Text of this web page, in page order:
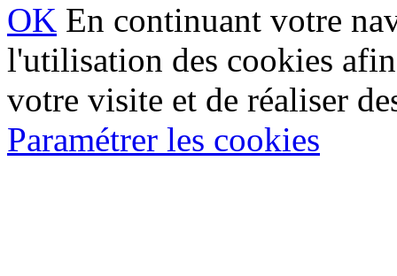
OK En continuant votre
l'utilisation des cookies
votre visite et de réaliser
Paramétrer les cookies